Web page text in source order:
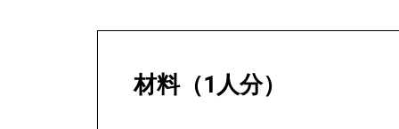
材料（1人分）